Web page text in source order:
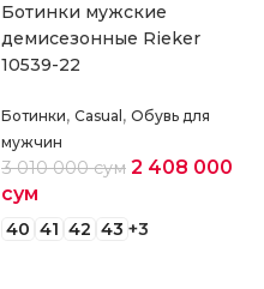
Ботинки мужские
демисезонные Rieker
10539-22
Ботинки, Casual , Обувь для
мужчин
3 010 000сум 2 408 000
сум
40 41 42 43 +3